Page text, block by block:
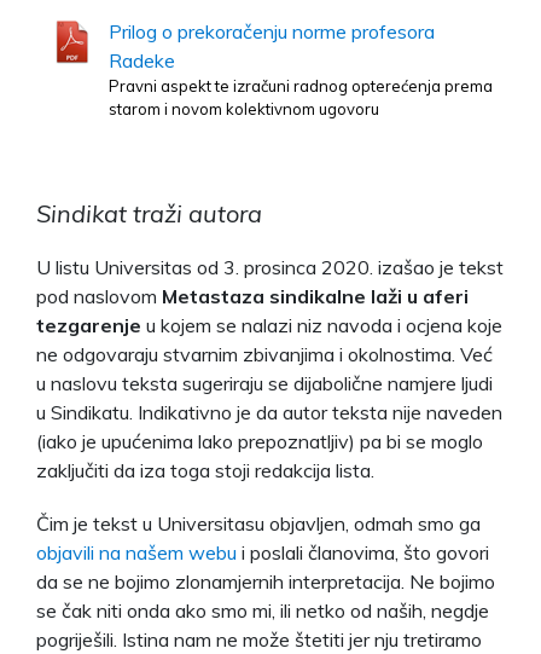
Prilog o prekoračenju norme profesora
Radeke
Pravni aspekt te izračuni radnog opterećenja prema
starom i novom kolektivnom ugovoru
Sindikat traži autora
U listu Universitas od 3. prosinca 2020. izašao je tekst
pod naslovom Metastaza sindikalne laži u aferi
tezgarenje u kojem se nalazi niz navoda i ocjena koje
ne odgovaraju stvarnim zbivanjima i okolnostima. Već
u naslovu teksta sugeriraju se dijabolične namjere ljudi
u Sindikatu. Indikativno je da autor teksta nije naveden
(iako je upućenima lako prepoznatljiv) pa bi se moglo
zaključiti da iza toga stoji redakcija lista.
Čim je tekst u Universitasu objavljen, odmah smo ga
objavili na našem webu i poslali članovima, što govori
da se ne bojimo zlonamjernih interpretacija. Ne bojimo
se čak niti onda ako smo mi, ili netko od naših, negdje
pogriješili. Istina nam ne može štetiti jer nju tretiramo